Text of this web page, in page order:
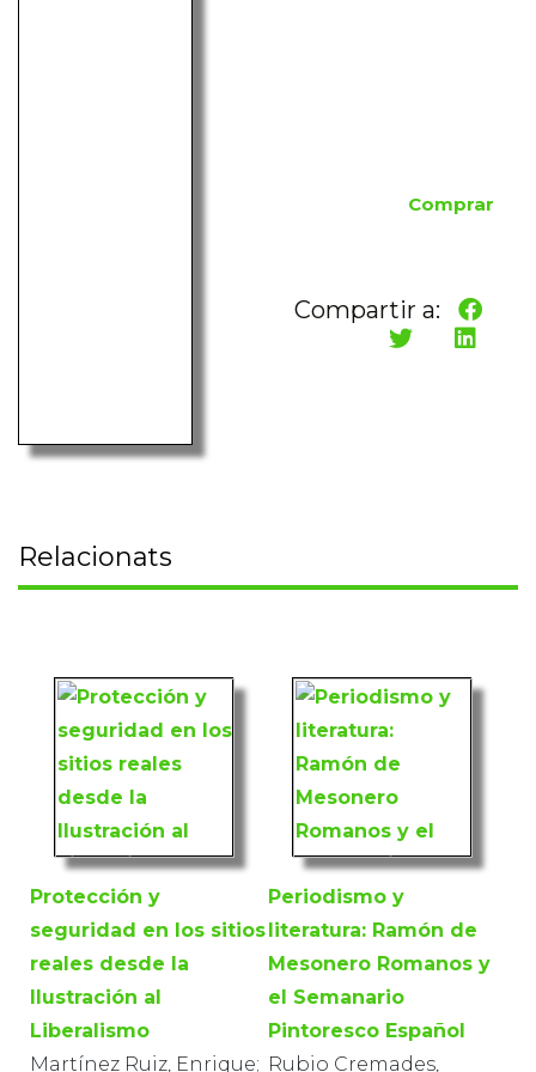
Comprar
Compartir a:
Relacionats
Protección y
seguridad en los sitios
reales desde la
Ilustración al
Liberalismo
Martínez Ruiz, Enrique;
Periodismo y
literatura: Ramón de
Mesonero Romanos y
el Semanario
Pintoresco Español
Rubio Cremades,